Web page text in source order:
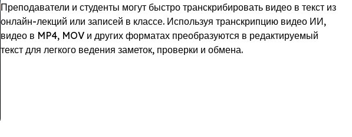
Преподаватели и студенты могут быстро транскрибировать видео в текст из
онлайн-лекций или записей в классе. Используя транскрипцию видео ИИ,
видео в MP4, MOV и других форматах преобразуются в редактируемый
текст для легкого ведения заметок, проверки и обмена.